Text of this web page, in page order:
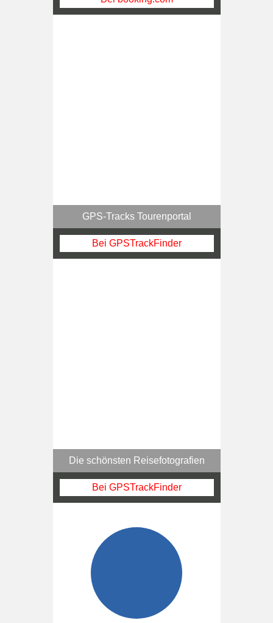
GPS-Tracks Tourenportal
Bei GPSTrackFinder
Die schönsten Reisefotografien
Bei GPSTrackFinder